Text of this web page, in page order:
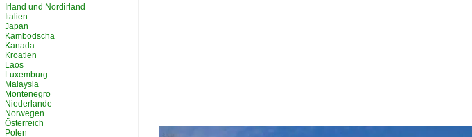
Irland und Nordirland
Italien
Japan
Kambodscha
Kanada
Kroatien
Laos
Luxemburg
Malaysia
Montenegro
Niederlande
Norwegen
Österreich
Polen